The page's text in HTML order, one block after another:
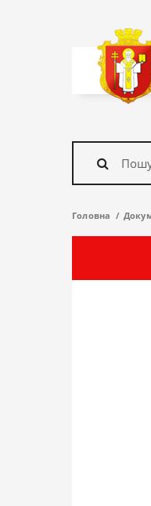
На
головну
Знайти
Головна